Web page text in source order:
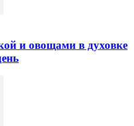
и овощами в духовке